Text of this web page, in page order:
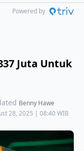
Powered by
Juta Untuk
Benny Hawe
28, 2025 | 08:40 WIB